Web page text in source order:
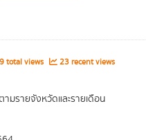
total views 23 recent views
มรายจังหวัดและรายเดือน